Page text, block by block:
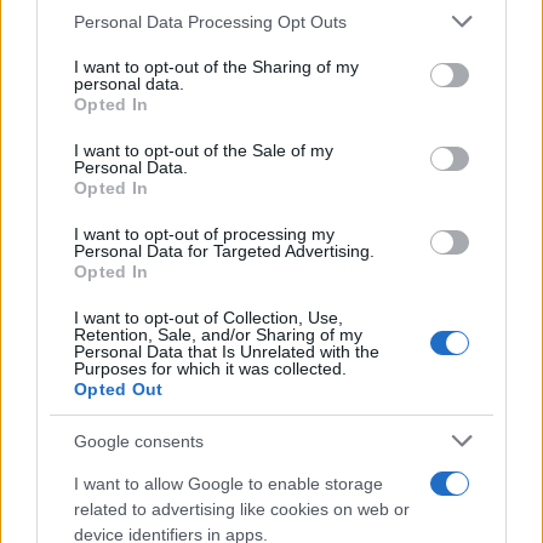
Please note that this website/app uses one or more Google
not limited to your visit or usage behaviour. You may click to
grant or deny consent to Google and its third-party tags to
use your data for below specified purposes in below Google
consent section.
Personal Data Processing Opt Outs
I want to opt-out of the Sharing of my
personal data.
Opted In
I want to opt-out of the Sale of my
Personal Data.
Opted In
I want to opt-out of processing my
Personal Data for Targeted Advertising.
Opted In
I want to opt-out of Collection, Use,
Retention, Sale, and/or Sharing of my
Personal Data that Is Unrelated with the
Purposes for which it was collected.
Opted Out
Google consents
I want to allow Google to enable storage
related to advertising like cookies on web or
device identifiers in apps.
Ουκρανική κρίση: «Θετικά σημάδια» μετά την
επίσκεψη Μακρόν στο Κίεβο, βλέπει το Κρεμλίνο
09.02.2022 15:08